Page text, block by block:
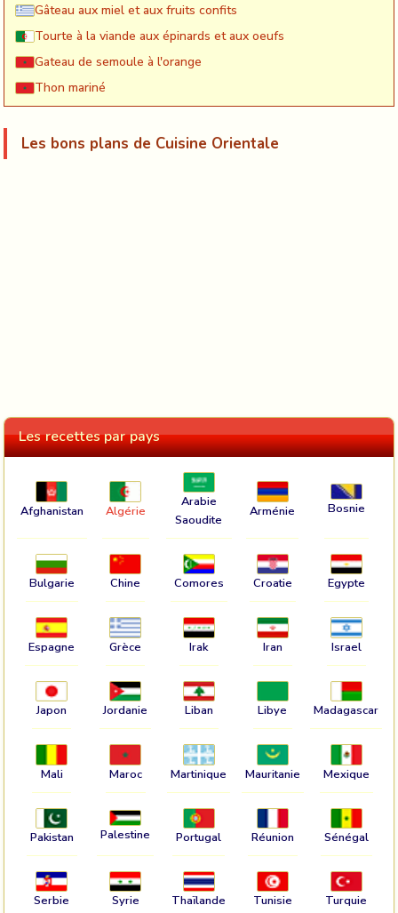
Gâteau aux miel et aux fruits confits
Tourte à la viande aux épinards et aux oeufs
Gateau de semoule à l'orange
Thon mariné
Les bons plans de Cuisine Orientale
Les recettes par pays
Afghanistan Algérie
Arabie
Saoudite
Arménie Bosnie
Bulgarie Chine Comores Croatie Egypte
Espagne Grèce Irak Iran Israel
Japon Jordanie Liban Libye Madagascar
Mali Maroc Martinique Mauritanie Mexique
Pakistan Palestine Portugal Réunion Sénégal
Serbie Syrie Thaïlande Tunisie Turquie